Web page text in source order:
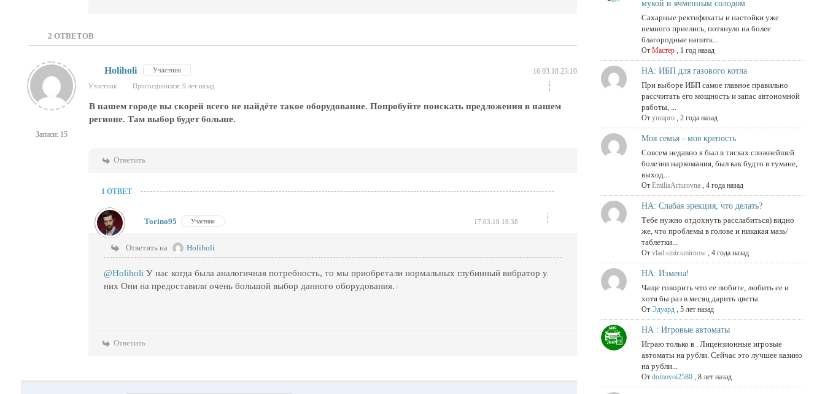
2 ОТВЕТОВ
Записи: 15
Holiholi Участник 16.03.18 23:10
Участник Присоединился: 9 лет назад
В нашем городе вы скорей всего не найдёте такое оборудование. Попробуйте поискать предложения в нашем
регионе. Там выбор будет больше.
Ответить
1 ОТВЕТ
Torino95 Участник 17.03.18 18:38
Ответить на Holiholi
@Holiholi У нас когда была аналогичная потребность, то мы приобретали нормальных глубинный вибратор у
них Они на предоставили очень большой выбор данного оборудования.
Ответить
мукой и ячменным солодом
Сахарные ректификаты и настойки уже
немного приелись, потянуло на более
благородные напитк...
ОтМастер , 1 год назад
НА: ИБП для газового котла
При выборе ИБП самое главное правильно
рассчитать его мощность и запас автономной
работы, ...
Отyurapro ,2 года назад
Моя семья - моя крепость
Совсем недавно я был в тисках сложнейшей
болезни наркомания, был как будто в тумане,
выход...
ОтEmiliaArturovna ,4 года назад
НА: Слабая эрекция, что делать?
Тебе нужно отдохнуть расслабиться) видно
же, что проблемы в голове и никакая мазь/
таблетки...
Отvlad.smir.smirnow ,4 года назад
НА: Измена!
Чаще говорить что ее любите, любить ее и
хотя бы раз в месяц дарить цветы.
ОтЭдуард ,5 лет назад
НА : Игровые автоматы
Играю только в . Лицензионные игровые
автоматы на рубли. Сейчас это лучшее казино
на рубли...
Отdomovoi2580 ,8 лет назад